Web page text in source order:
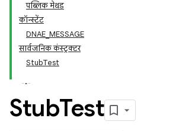
पब्लिक मेथड
कॉन्स्टेंट
DNAE_MESSAGE
सार्वजनिक कंस्ट्रक्टर
StubTest
StubTest